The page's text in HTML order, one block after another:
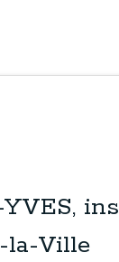
la-Ville